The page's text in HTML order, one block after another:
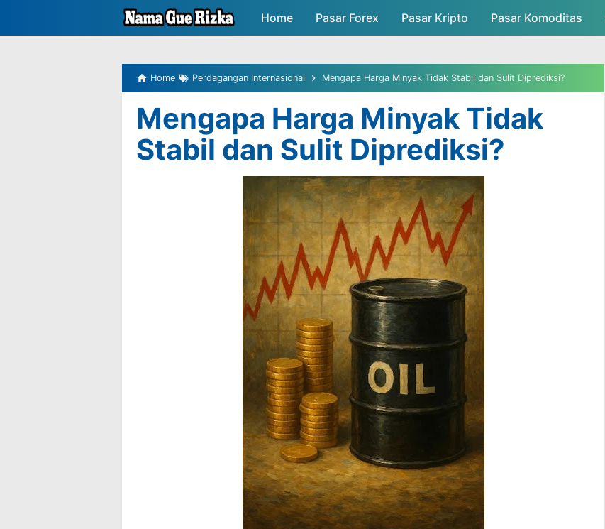
Skip to main content
Home Pasar Forex Pasar Kripto Pasar Komoditas
Home Perdagangan Internasional Mengapa Harga Minyak Tidak Stabil dan Sulit Diprediksi?
Mengapa Harga Minyak Tidak
Stabil dan Sulit Diprediksi?